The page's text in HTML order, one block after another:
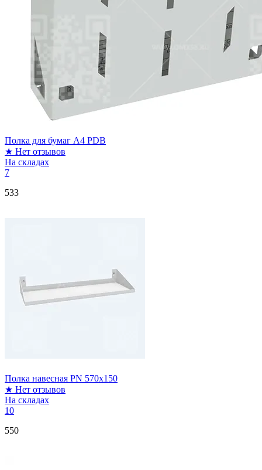
Полка для бумаг А4 PDB
★ Нет отзывов
На складах
7
533
Полка навесная PN 570x150
★ Нет отзывов
На складах
10
550